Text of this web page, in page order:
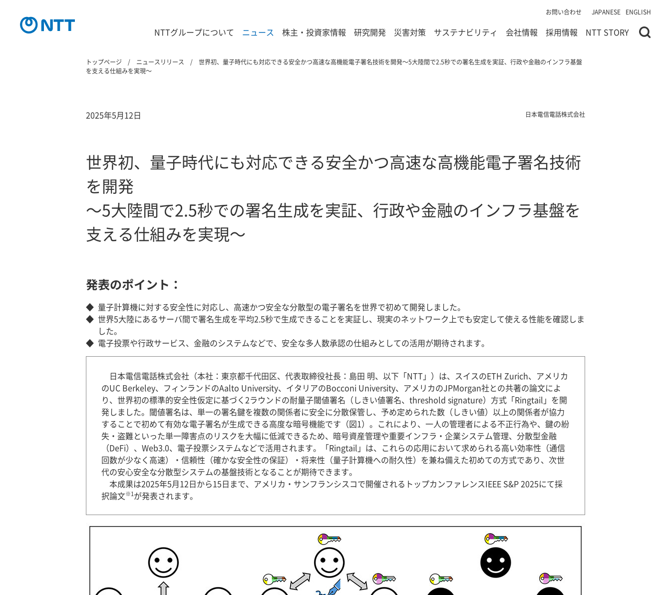
お問い合わせ JAPANESE ENGLISH
NTTグループについて ニュース 株主・投資家情報 研究開発 災害対策 サステナビリティ 会社情報 採用情報 NTT STORY
トップページ ニュースリリース
世界初、量子時代にも対応できる安全かつ高速な高機能電子署名技術を開発～5大陸間で2.5秒での署名生成を実証、行政や金融のインフラ基盤
を支える仕組みを実現～
2025年5月12日 日本電信電話株式会社
世界初、量子時代にも対応できる安全かつ高速な高機能電子署名技術
を開発
～5大陸間で2.5秒での署名生成を実証、行政や金融のインフラ基盤を
支える仕組みを実現～
発表のポイント：
◆ 量子計算機に対する安全性に対応し、高速かつ安全な分散型の電子署名を世界で初めて開発しました。
◆ 世界5大陸にあるサーバ間で署名生成を平均2.5秒で生成できることを実証し、現実のネットワーク上でも安定して使える性能を確認しま
した。
◆ 電子投票や行政サービス、金融のシステムなどで、安全な多人数承認の仕組みとしての活用が期待されます。
日本電信電話株式会社（本社：東京都千代田区、代表取締役社長：島田 明、以下「NTT」）は、スイスのETH Zurich、アメリカ
のUC Berkeley、フィンランドのAalto University、イタリアのBocconi University、アメリカのJPMorgan社との共著の論文によ
り、世界初の標準的安全性仮定に基づく2ラウンドの耐量子閾値署名（しきい値署名、threshold signature）方式「Ringtail」を開
発しました。閾値署名は、単一の署名鍵を複数の関係者に安全に分散保管し、予め定められた数（しきい値）以上の関係者が協力
することで初めて有効な電子署名が生成できる高度な暗号機能です（図1）。これにより、一人の管理者による不正行為や、鍵の紛
失・盗難といった単一障害点のリスクを大幅に低減できるため、暗号資産管理や重要インフラ・企業システム管理、分散型金融
（DeFi）、Web3.0、電子投票システムなどで活用されます。「Ringtail」は、これらの応用において求められる高い効率性（通信
回数が少なく高速）・信頼性（確かな安全性の保証）・将来性（量子計算機への耐久性）を兼ね備えた初めての方式であり、次世
代の安心安全な分散型システムの基盤技術となることが期待できます。
本成果は2025年5月12日から15日まで、アメリカ・サンフランシスコで開催されるトップカンファレンスIEEE S&P 2025にて採
択論文※1が発表されます。